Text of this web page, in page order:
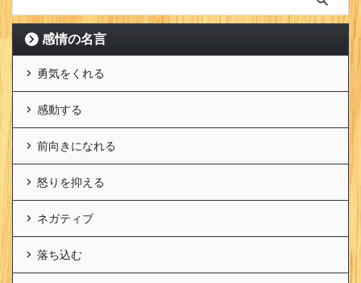
感情の名言
勇気をくれる
感動する
前向きになれる
怒りを抑える
ネガティブ
落ち込む